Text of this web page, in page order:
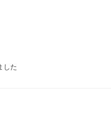
した